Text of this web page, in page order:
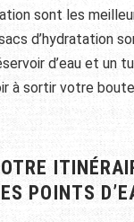
sont les
d’hydratation
d’eau et un
à sortir votre
POINTS